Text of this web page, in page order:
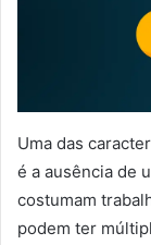
Uma das
é a ausência de
costumam
podem ter